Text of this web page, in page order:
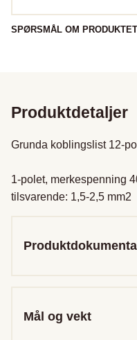
SPØRSMÅL OM
Produktdetaljer
Grunda koblingslist 12-
1-polet, merkespenning
tilsvarende: 1,5-2,5 mm2
Mål og vekt